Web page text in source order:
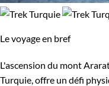
Le voyage en bref
L'ascension du mont
Turquie, offre un défi